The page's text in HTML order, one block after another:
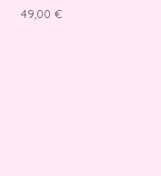
49,00 €